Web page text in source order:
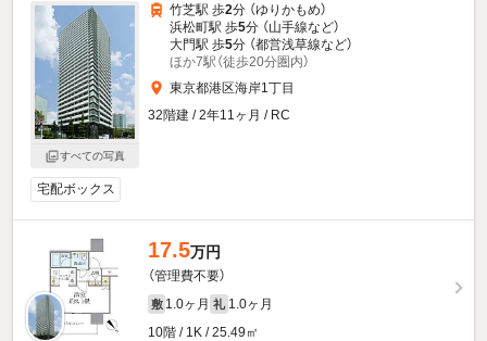
すべての写真
竹芝駅 歩2分 （ゆりかもめ）
浜松町駅 歩5分 （山手線など）
大門駅 歩5分 （都営浅草線など）
ほか7駅（徒歩20分圏内）
東京都港区海岸1丁目
32階建 / 2年11ヶ月 / RC
宅配ボックス
17.5万円
（管理費不要）
敷 1.0ヶ月 礼 1.0ヶ月
10階 / 1K / 25.49㎡